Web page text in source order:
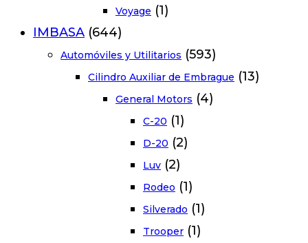
Voyage (1)
IMBASA (644)
Automóviles y Utilitarios (593)
Cilindro Auxiliar de Embrague (13)
General Motors (4)
C-20 (1)
D-20 (2)
Luv (2)
Rodeo (1)
Silverado (1)
Trooper (1)